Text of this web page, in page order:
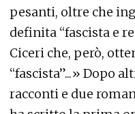
pesanti, oltre che
definita “fascista e
Ciceri che, però,
“fascista”...» Dopo
racconti e due